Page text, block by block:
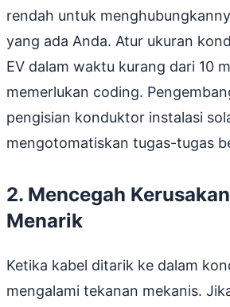
rendah untuk
yang ada Anda. Atur ukuran
EV dalam waktu kurang dari 10
memerlukan coding.
pengisian konduktor instalasi
mengotomatiskan tugas-tugas
2. Mencegah
Menarik
Ketika kabel ditarik ke dalam
mengalami tekanan mekanis.